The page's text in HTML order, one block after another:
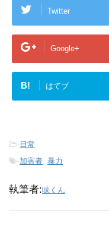
Twitter
Google+
B! はてブ
-日常
-加害者 暴力
執筆者:味くん